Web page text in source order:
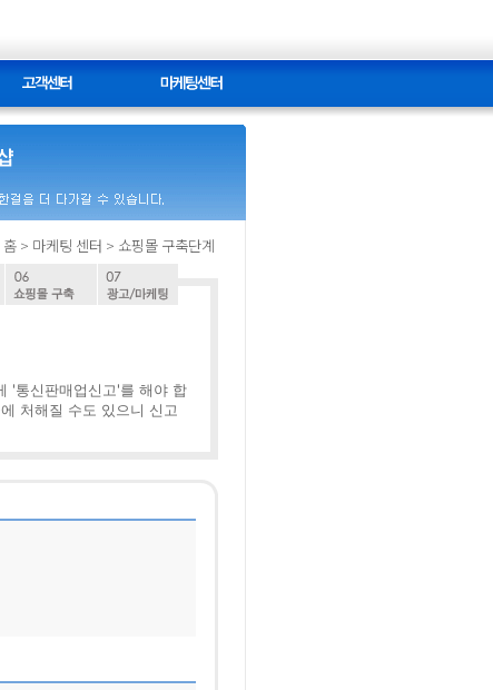
홈 > 마케팅 센터 > 쇼핑몰 구축단계
'통신판매업신고'를 해야 합
처해질 수도 있으니 신고